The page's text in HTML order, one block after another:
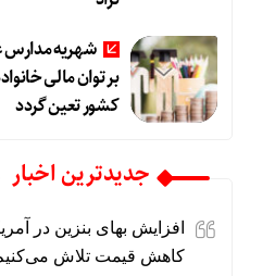
شهریه مدارس
بر توان مالی
کشور تعین گردد
جديدترين اخبار
افزایش بهای بنزین در
کاهش قیمت تلاش